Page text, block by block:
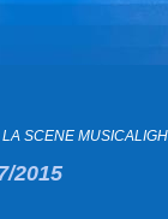
SCENE
2015